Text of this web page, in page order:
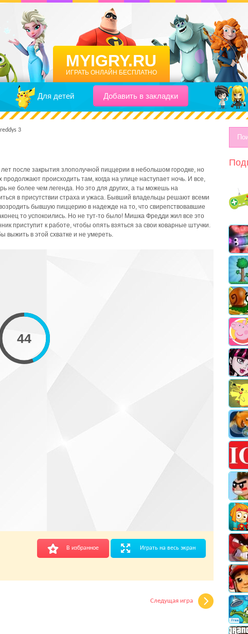
MYIGRY.RU
ИГРАТЬ ОНЛАЙН БЕСПЛАТНО
Для детей Добавить в закладки
3
после закрытия злополучной пиццерии в небольшом городке, но
происходить там, когда на улице наступает ночь. И все,
не более чем легенда. Но это для других, а ты можешь на
в присутствии страха и ужаса. Бывший владельцы решают всеми
бывшую пиццерию в надежде на то, что свирепствовавшие
то успокоились. Но не тут-то было! Мишка Фредди жил все это
приступит к работе, чтобы опять взяться за свои коварные штучки.
выжить в этой схватке и не умереть.
В избранное Играть на весь экран
Следущая игра